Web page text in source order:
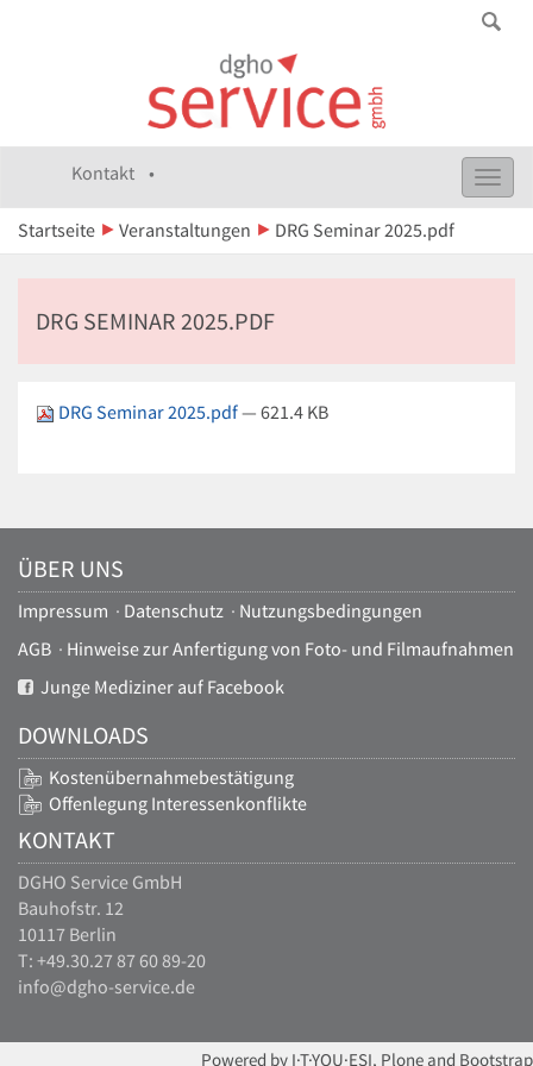
Kontakt •
Startseite
Veranstaltungen DRG Seminar 2025.pdf
DRG SEMINAR 2025.PDF
DRG Seminar 2025.pdf— 621.4 KB
ÜBER UNS
Impressum · Datenschutz · Nutzungsbedingungen
AGB · Hinweise zur Anfertigung von Foto- und Filmaufnahmen
Junge Mediziner auf Facebook
DOWNLOADS
Kostenübernahmebestätigung
Offenlegung Interessenkonflikte
KONTAKT
DGHO Service GmbH
Bauhofstr. 12
10117 Berlin
T: +49.30.27 87 60 89-20
info@dgho-service.de
Powered by I·T·YOU·ESI, Plone and Bootstrap